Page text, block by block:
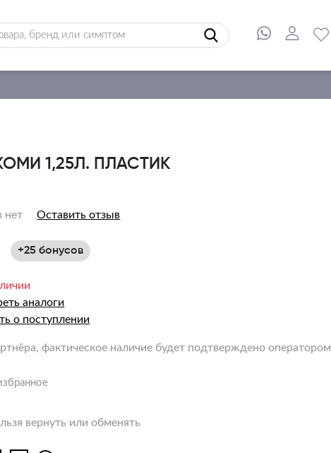
1,25Л. ПЛАСТИК
нет Оставить отзыв
+25 бонусов
аналоги
о поступлении
фактическое наличие будет подтверждено оператором
вернуть или обменять